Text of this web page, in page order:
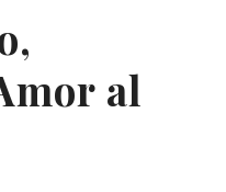
al